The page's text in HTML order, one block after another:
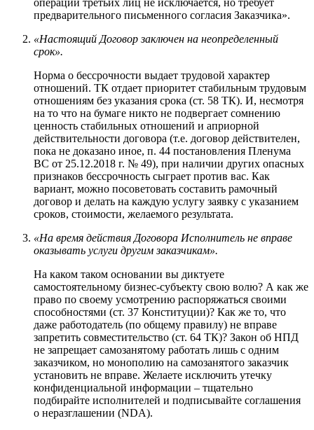
операций третьих лиц не исключается, но требует
предварительного письменного согласия Заказчика».
«Настоящий Договор заключен на неопределенный
срок».
Норма о бессрочности выдает трудовой характер
отношений. ТК отдает приоритет стабильным трудовым
отношениям без указания срока (ст. 58 ТК). И, несмотря
на то что на бумаге никто не подвергает сомнению
ценность стабильных отношений и априорной
действительности договора (т.е. договор действителен,
пока не доказано иное, п. 44 постановления Пленума
ВС от 25.12.2018 г. № 49), при наличии других опасных
признаков бессрочность сыграет против вас. Как
вариант, можно посоветовать составить рамочный
договор и делать на каждую услугу заявку с указанием
сроков, стоимости, желаемого результата.
«На время действия Договора Исполнитель не вправе
оказывать услуги другим заказчикам».
На каком таком основании вы диктуете
самостоятельному бизнес-субъекту свою волю? А как же
право по своему усмотрению распоряжаться своими
способностями (ст. 37 Конституции)? Как же то, что
даже работодатель (по общему правилу) не вправе
запретить совместительство (ст. 64 ТК)? Закон об НПД
не запрещает самозанятому работать лишь с одним
заказчиком, но монополию на самозанятого заказчик
установить не вправе. Желаете исключить утечку
конфиденциальной информации – тщательно
подбирайте исполнителей и подписывайте соглашения
о неразглашении (NDA).